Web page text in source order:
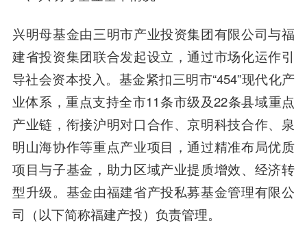
兴明母基金由三明市产业投资集团有限公司与福
建省投资集团联合发起设立，通过市场化运作引
导社会资本投入。基金紧扣三明市“454”现代化产
业体系，重点支持全市11条市级及22条县域重点
产业链，衔接沪明对口合作、京明科技合作、泉
明山海协作等重点产业项目，通过精准布局优质
项目与子基金，助力区域产业提质增效、经济转
型升级。基金由福建省产投私募基金管理有限公
司（以下简称福建产投）负责管理。